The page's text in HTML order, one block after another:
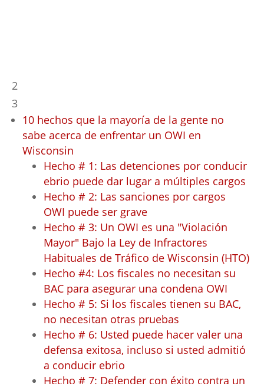
2
3
10 hechos que la mayoría de la gente no
sabe acerca de enfrentar un OWI en
Wisconsin
Hecho # 1: Las detenciones por conducir
ebrio puede dar lugar a múltiples cargos
Hecho # 2: Las sanciones por cargos
OWI puede ser grave
Hecho # 3: Un OWI es una "Violación
Mayor" Bajo la Ley de Infractores
Habituales de Tráfico de Wisconsin (HTO)
Hecho #4: Los fiscales no necesitan su
BAC para asegurar una condena OWI
Hecho # 5: Si los fiscales tienen su BAC,
no necesitan otras pruebas
Hecho # 6: Usted puede hacer valer una
defensa exitosa, incluso si usted admitió
a conducir ebrio
Hecho # 7: Defender con éxito contra un